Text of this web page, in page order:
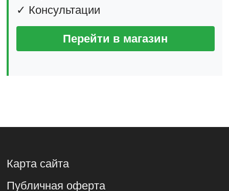
✓ Консультации
Перейти в магазин
Карта сайта
Публичная оферта